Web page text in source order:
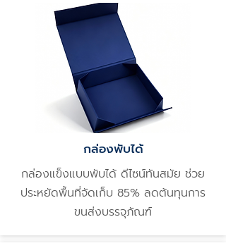
กล่องพับได้
กล่องแข็งแบบพับได้ ดีไซน์ทันสมัย ช่วย
ประหยัดพื้นที่จัดเก็บ 85% ลดต้นทุนการ
ขนส่งบรรจุภัณฑ์